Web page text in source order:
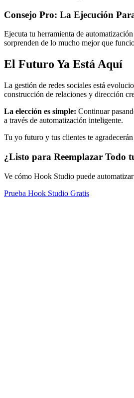
Consejo Pro: La Ejecución
Ejecuta tu herramienta de
sorprenden de lo mucho mejor que
El Futuro Ya Está Aquí
La gestión de redes sociales está
construcción de relaciones y dirección
La elección es simple: Continuar
a través de automatización inteligente.
Tu yo futuro y tus clientes te
¿Listo para Reemplazar Todo
Ve cómo Hook Studio puede
Prueba Hook Studio Gratis